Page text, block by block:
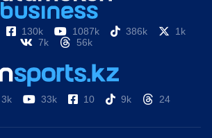
130k 1087k 386k
1k
7k
56k
3k 33k 10 9k 24